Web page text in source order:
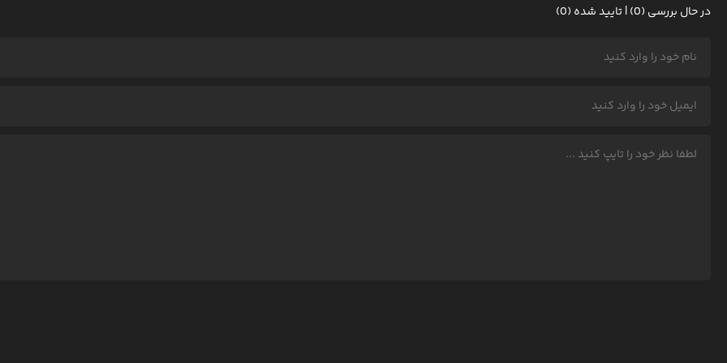
در حال بررسی (0) | تایید شده (0)